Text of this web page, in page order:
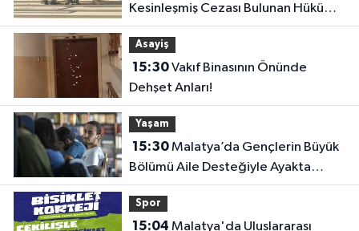
Kesinleşmiş Cezası Bulunan Hükümlü
Yakalandı
Asayiş
15:30Vakıf Binasının Önünde
Dehşet Anları!
Yaşam
15:30Malatya’da Gençlerin Büyük
Bölümü Aile Desteğiyle Ayakta
Duruyor!
Spor
15:04